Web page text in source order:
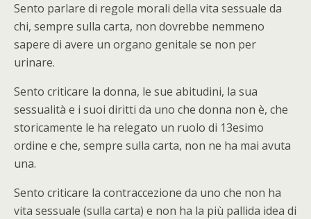
Sento parlare di regole morali della vita sessuale da
chi, sempre sulla carta, non dovrebbe nemmeno
sapere di avere un organo genitale se non per
urinare.
Sento criticare la donna, le sue abitudini, la sua
sessualità e i suoi diritti da uno che donna non è, che
storicamente le ha relegato un ruolo di 13esimo
ordine e che, sempre sulla carta, non ne ha mai avuta
una.
Sento criticare la contraccezione da uno che non ha
vita sessuale (sulla carta) e non ha la più pallida idea di